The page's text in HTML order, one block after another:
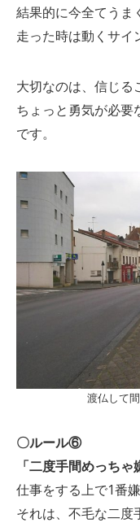
結果的に今全てうま
走った時は動くサイ
大切なのは、信じる
ちょっと勇気が必要
です。
渡仏して
〇ルール⑥
「二度手間めっちゃ
仕事をする上で1番嫌
それは、不毛な二度